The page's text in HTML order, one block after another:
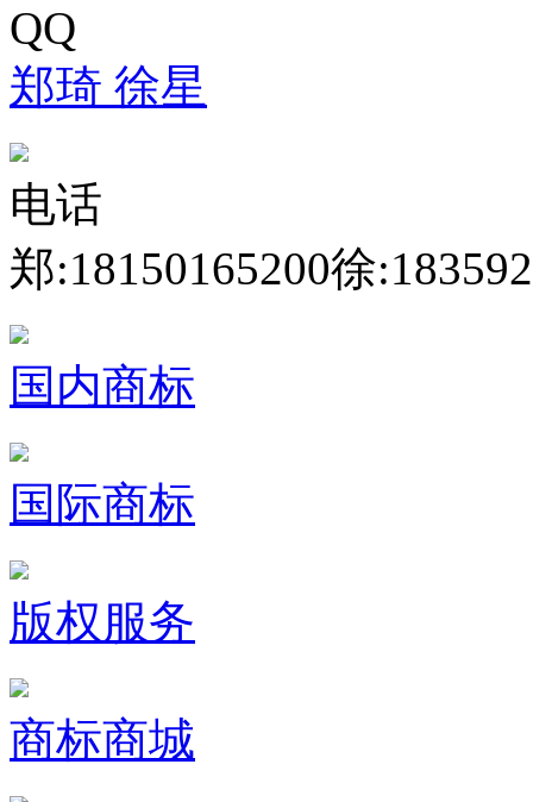
QQ
郑琦 徐星
电话
郑:18150165200徐
国内商标
国际商标
版权服务
商标商城